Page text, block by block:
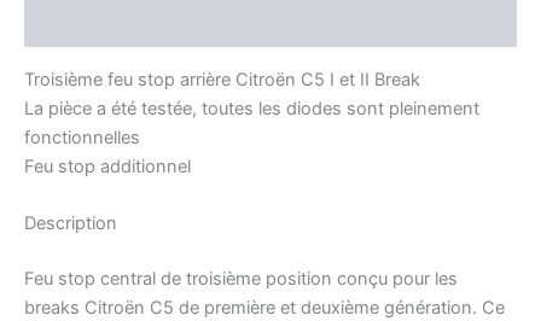
Troisième feu stop arrière Citroën C5 I et II Break
La pièce a été testée, toutes les diodes sont pleinement
fonctionnelles
Feu stop additionnel
Description
Feu stop central de troisième position conçu pour les
breaks Citroën C5 de première et deuxième génération. Ce